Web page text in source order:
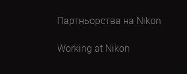
Партньорства на Nikon
Working at Nikon